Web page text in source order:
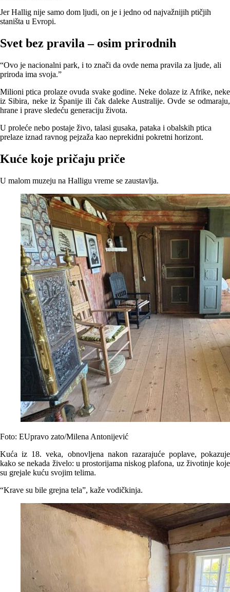
Jer Hallig nije samo dom ljudi, on je i jedno od najvažnijih ptičjih
staništa u Evropi.
Svet bez pravila – osim prirodnih
“Ovo je nacionalni park, i to znači da ovde nema pravila za ljude, ali
priroda ima svoja.”
Milioni ptica prolaze ovuda svake godine. Neke dolaze iz Afrike, neke
iz Sibira, neke iz Španije ili čak daleke Australije. Ovde se odmaraju,
hrane i prave sledeću generaciju života.
U proleće nebo postaje živo, talasi gusaka, pataka i obalskih ptica
prelaze iznad ravnog pejzaža kao neprekidni pokretni horizont.
Kuće koje pričaju priče
U malom muzeju na Halligu vreme se zaustavlja.
Foto: EUpravo zato/Milena Antonijević
Kuća iz 18. veka, obnovljena nakon razarajuće poplave, pokazuje
kako se nekada živelo: u prostorijama niskog plafona, uz životinje koje
su grejale kuću svojim telima.
“Krave su bile grejna tela”, kaže vodičkinja.